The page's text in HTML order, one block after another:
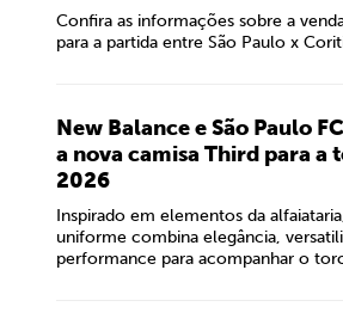
Confira as informações sobre a
para a partida entre São Paulo x
New Balance e São Paulo
a nova camisa Third para a
2026
Inspirado em elementos da
uniforme combina elegância,
performance para acompanhar o